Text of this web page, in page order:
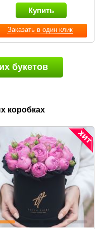
Заказать в один клик
Купить
букетов
коробках